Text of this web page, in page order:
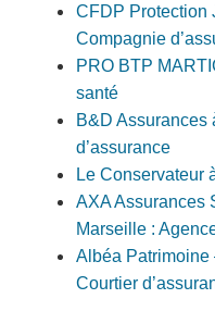
CFDP Protection
Compagnie
PRO BTP
santé
B&D Assurances
d’assurance
Le Conservateur
AXA Assurances
Marseille :
Albéa Patrimoine
Courtier